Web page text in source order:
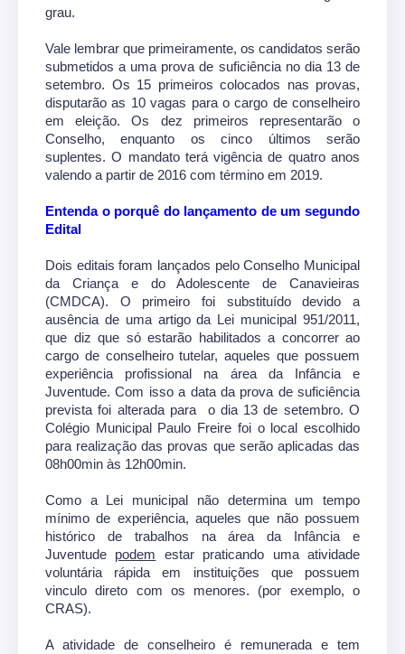
grau.
Vale lembrar que primeiramente, os candidatos serão
submetidos a uma prova de suficiência no dia 13 de
setembro. Os 15 primeiros colocados nas provas,
disputarão as 10 vagas para o cargo de conselheiro
em eleição. Os dez primeiros representarão o
Conselho, enquanto os cinco últimos serão
suplentes. O mandato terá vigência de quatro anos
valendo a partir de 2016 com término em 2019.
Entenda o porquê do lançamento de um segundo
Edital
Dois editais foram lançados pelo Conselho Municipal
da Criança e do Adolescente de Canavieiras
(CMDCA). O primeiro foi substituído devido a
ausência de uma artigo da Lei municipal 951/2011,
que diz que só estarão habilitados a concorrer ao
cargo de conselheiro tutelar, aqueles que possuem
experiência profissional na área da Infância e
Juventude. Com isso a data da prova de suficiência
prevista foi alterada para o dia 13 de setembro. O
Colégio Municipal Paulo Freire foi o local escolhido
para realização das provas que serão aplicadas das
08h00min às 12h00min.
Como a Lei municipal não determina um tempo
mínimo de experiência, aqueles que não possuem
histórico de trabalhos na área da Infância e
Juventude podem estar praticando uma atividade
voluntária rápida em instituições que possuem
vinculo direto com os menores. (por exemplo, o
CRAS).
A atividade de conselheiro é remunerada e tem